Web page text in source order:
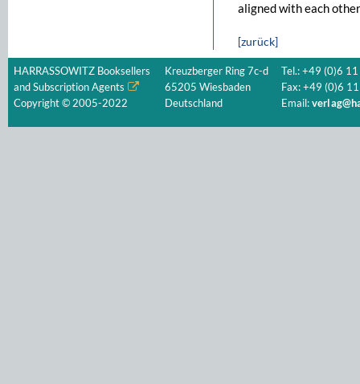
aligned with each
[zurück]
HARRASSOWITZ Booksellers
and Subscription Agents
Copyright © 2005-2022
Kreuzberger Ring 7c-d
65205 Wiesbaden
Deutschland
Tel.: +49 (0)6
Fax: +49 (0)6
Email: